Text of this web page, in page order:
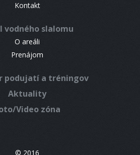
Kontakt
vodného slalomu
O areáli
Prenájom
podujatí a tréningov
Aktuality
Video zóna
© 2016